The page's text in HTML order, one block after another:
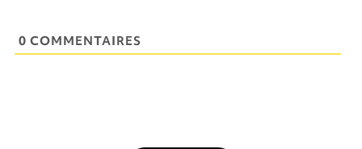
0 COMMENTAIRES